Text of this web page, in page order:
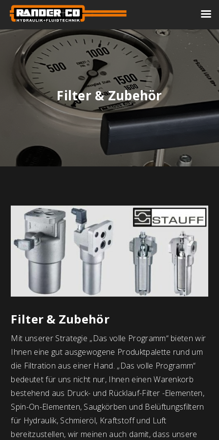
Filter & Zubehör
Filter & Zubehör
Mit unserer Strategie „Das volle Programm“ bieten wir
Ihnen eine gut ausgewogene Produktpalette rund um
die Filtration aus einer Hand. „Das volle Programm“
bedeutet für uns nicht nur, Ihnen einen Warenkorb
bestehend aus Druck- und Rücklauf-Filter -Elementen,
Spin-On-Elementen, Saugkörben und Belüftungsfiltern
für Hydraulik, Schmieröl, Kraftstoff und Luft
bereitzustellen, wir meinen auch damit, dass unsere